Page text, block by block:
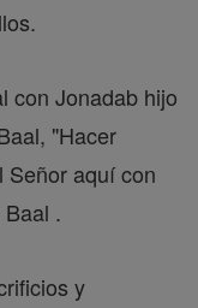
con Jonadab hijo
"Hacer
Señor aquí con
.
y